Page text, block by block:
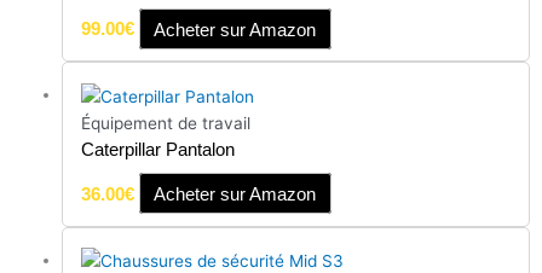
99.00€ Acheter sur Amazon
Équipement de travail
Caterpillar Pantalon
36.00€ Acheter sur Amazon